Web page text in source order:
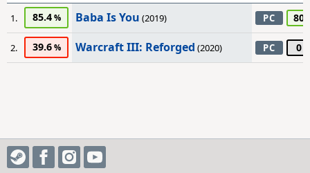
1. 85.4 Baba Is You (2019) PC 80
2. 39.6 Warcraft III: Reforged (2020) PC 0